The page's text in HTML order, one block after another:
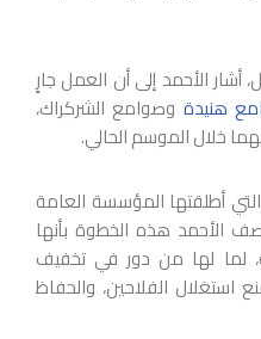
أشار الأحمد إلى أن العمل جارٍ
هنيدة وصوامع الشركراك،
خلال الموسم الحالي.
أطلقتها المؤسسة العامة
الأحمد هذه الخطوة بأنها
لما لها من دور في تخفيف
استغلال الفلاحين، والحفاظ